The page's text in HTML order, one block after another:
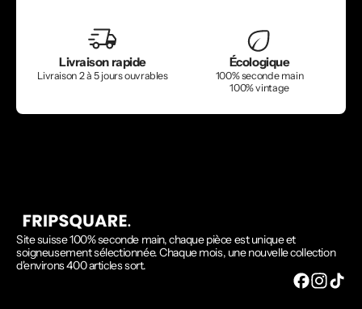
Livraison rapide
Livraison 2 à 5 jours ouvrables
Écologique
100% seconde main
100% vintage
Site suisse 100% seconde main, chaque pièce est unique et
soigneusement sélectionnée. Chaque mois, une nouvelle collection
d'environs 400 articles sort.